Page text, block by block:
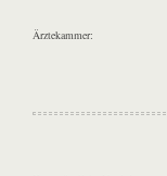
Ärztekammer: